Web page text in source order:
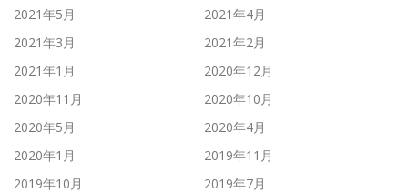
2021年5月
2021年4月
2021年3月
2021年2月
2021年1月
2020年12月
2020年11月
2020年10月
2020年5月
2020年4月
2020年1月
2019年11月
2019年10月
2019年7月